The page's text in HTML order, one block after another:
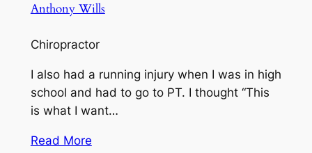
Anthony Wills
Chiropractor
I also had a running injury when I was in high
school and had to go to PT. I thought “This
is what I want…
Read More